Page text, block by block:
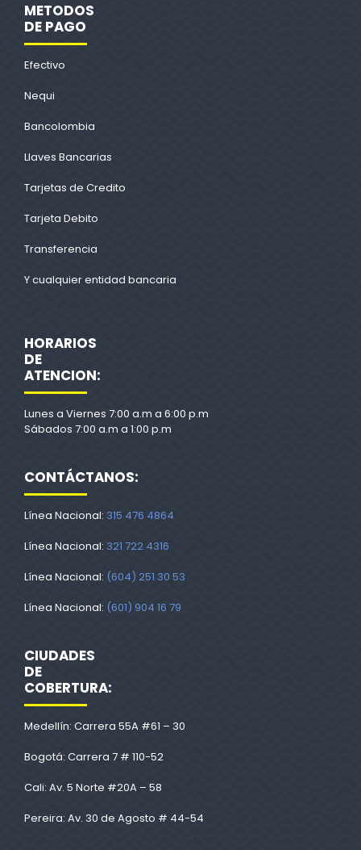
METODOS
DE PAGO
Efectivo
Nequi
Bancolombia
Llaves Bancarias
Tarjetas de Credito
Tarjeta Debito
Transferencia
Y cualquier entidad bancaria
HORARIOS
DE
ATENCION:
Lunes a Viernes 7:00 a.m a 6:00 p.m
Sábados 7:00 a.m a 1:00 p.m
CONTÁCTANOS:
Línea Nacional: 315 476 4864
Línea Nacional: 321 722 4316
Línea Nacional: (604) 251 30 53
Línea Nacional: (601) 904 16 79
CIUDADES
DE
COBERTURA:
Medellín: Carrera 55A #61 – 30
Bogotá: Carrera 7 # 110-52
Cali: Av. 5 Norte #20A – 58
Pereira: Av. 30 de Agosto # 44-54